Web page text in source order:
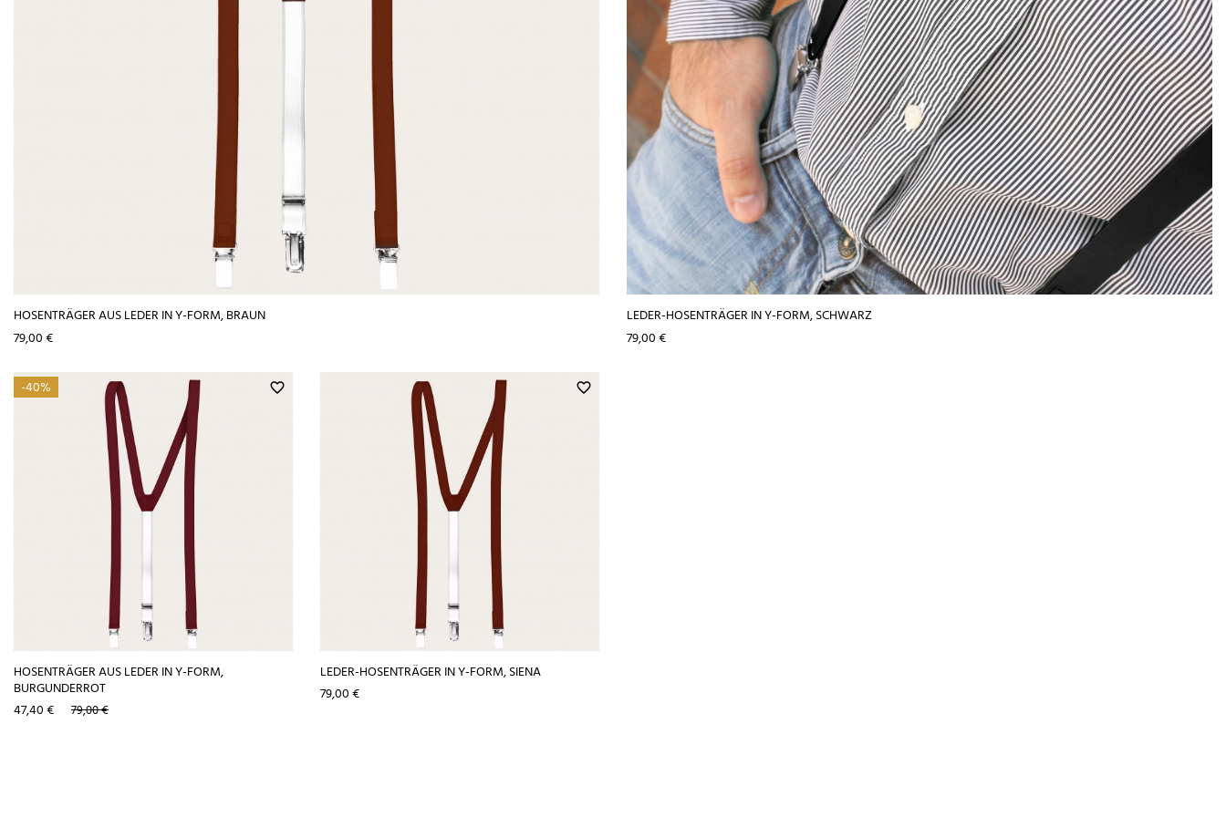
HOSENTRÄGER AUS LEDER IN Y-FORM, BRAUN
Preis
79,00 €
LEDER-HOSENTRÄGER IN Y-FORM, SCHWARZ
Preis
79,00 €
favorite_border
-40%
HOSENTRÄGER AUS LEDER IN Y-FORM,
BURGUNDERROT
Preis
47,40 € Verkaufspreis
79,00 €
favorite_border
LEDER-HOSENTRÄGER IN Y-FORM, SIENA
Preis
79,00 €